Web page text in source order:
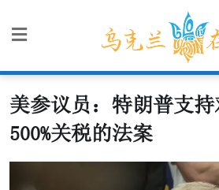
美参议员：特朗普支
500%关税的法案